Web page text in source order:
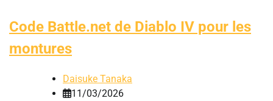
Code Battle.net de Diablo IV pour les
montures
Daisuke Tanaka
11/03/2026